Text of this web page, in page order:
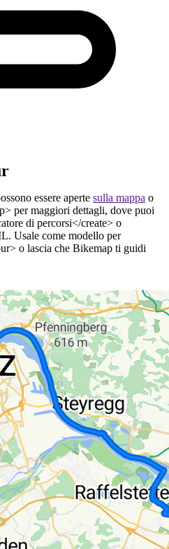
essere aperte sulla mappa o
per maggiori dettagli, dove puoi
di percorsi</create> o
Usale come modello per
o lascia che Bikemap ti guidi